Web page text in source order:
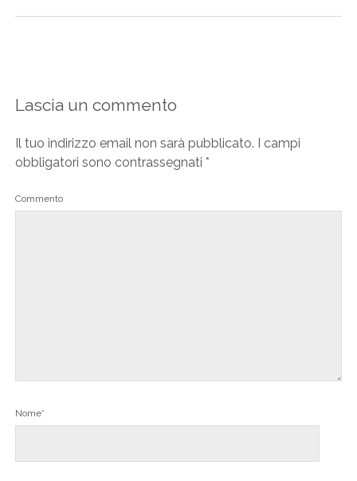
Lascia un commento
Il tuo indirizzo email non sarà pubblicato. I campi
obbligatori sono contrassegnati *
Commento
Nome*